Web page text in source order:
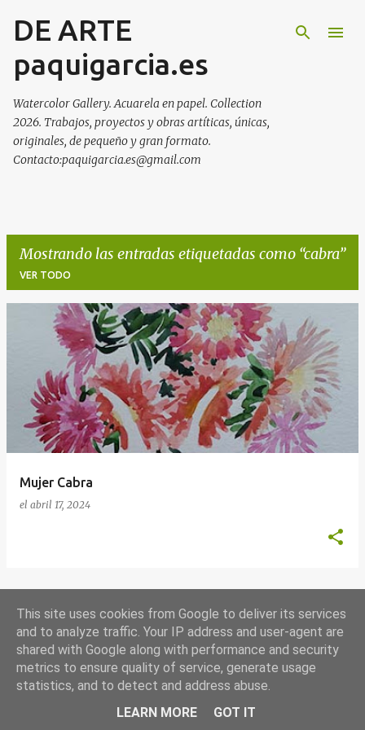
Ir al contenido principal
DE ARTE
paquigarcia.es
Watercolor Gallery. Acuarela en papel. Collection
2026. Trabajos, proyectos y obras artíticas, únicas,
originales, de pequeño y gran formato.
Contacto:paquigarcia.es@gmail.com
Mostrando las entradas etiquetadas como cabra
VER TODO
Mujer Cabra
el abril 17, 2024
MÁS ENTRADAS
Con la tecnología de Blogger
💭 paquigarcia.es@gmail.com
This site uses cookies from Google to deliver its services
and to analyze traffic. Your IP address and user-agent are
shared with Google along with performance and security
metrics to ensure quality of service, generate usage
statistics, and to detect and address abuse.
LEARN MORE
GOT IT